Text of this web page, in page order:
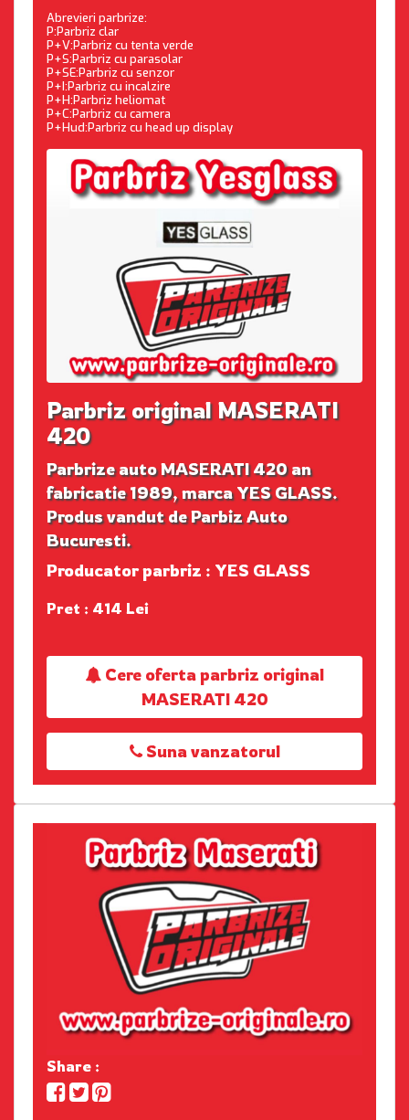
Abrevieri parbrize:
P:Parbriz clar
P+V:Parbriz cu tenta verde
P+S:Parbriz cu parasolar
P+SE:Parbriz cu senzor
P+I:Parbriz cu incalzire
P+H:Parbriz heliomat
P+C:Parbriz cu camera
P+Hud:Parbriz cu head up display
Parbriz original MASERATI
420
Parbrize auto MASERATI 420 an
fabricatie 1989, marca YES GLASS.
Produs vandut de Parbiz Auto
Bucuresti.
Producator parbriz : YES GLASS
Pret : 414 Lei
Cere oferta parbriz original
MASERATI 420
Suna vanzatorul
Share :